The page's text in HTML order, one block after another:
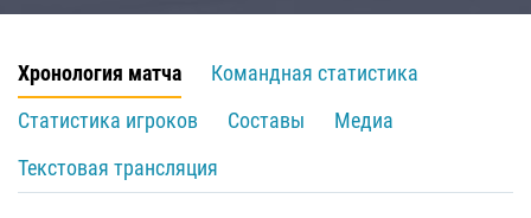
Хронология матча
Командная статистика
Статистика игроков
Составы
Медиа
Текстовая трансляция